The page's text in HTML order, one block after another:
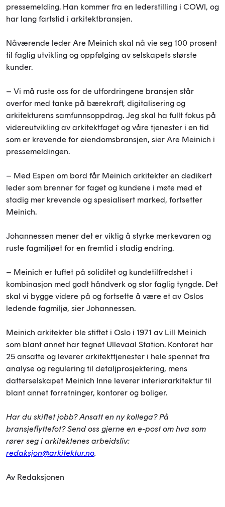
pressemelding. Han kommer fra en lederstilling i COWI, og
har lang fartstid i arkitektbransjen.
Nåværende leder Are Meinich skal nå vie seg 100 prosent
til faglig utvikling og oppfølging av selskapets største
kunder.
– Vi må ruste oss for de utfordringene bransjen står
overfor med tanke på bærekraft, digitalisering og
arkitekturens samfunnsoppdrag. Jeg skal ha fullt fokus på
videreutvikling av arkitektfaget og våre tjenester i en tid
som er krevende for eiendomsbransjen, sier Are Meinich i
pressemeldingen.
– Med Espen om bord får Meinich arkitekter en dedikert
leder som brenner for faget og kundene i møte med et
stadig mer krevende og spesialisert marked, fortsetter
Meinich.
Johannessen mener det er viktig å styrke merkevaren og
ruste fagmiljøet for en fremtid i stadig endring.
– Meinich er tuftet på soliditet og kundetilfredshet i
kombinasjon med godt håndverk og stor faglig tyngde. Det
skal vi bygge videre på og fortsette å være et av Oslos
ledende fagmiljø, sier Johannessen.
Meinich arkitekter ble stiftet i Oslo i 1971 av Lill Meinich
som blant annet har tegnet Ullevaal Station. Kontoret har
25 ansatte og leverer arkitekttjenester i hele spennet fra
analyse og regulering til detaljprosjektering, mens
datterselskapet Meinich Inne leverer interiørarkitektur til
blant annet forretninger, kontorer og boliger.
Har du skiftet jobb? Ansatt en ny kollega? På
bransjeflyttefot? Send oss gjerne en e-post om hva som
rører seg i arkitektenes arbeidsliv:
redaksjon@arkitektur.no.
Av Redaksjonen